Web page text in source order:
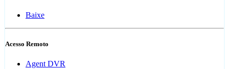
Baixe
Acesso Remoto
Agent DVR